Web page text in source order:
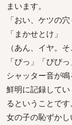
まいます。
「おい、ケツの
「まかせとけ」
（あん、イヤ。
「ぴっ」「ぴぴ
シャッター音が
鮮明に記録してい
るということです。
女の子の恥ずか